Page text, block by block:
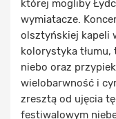
której mogliby
wymiatacze.
olsztyńskiej kapeli
kolorystyka tłumu,
niebo oraz
wielobarwność i
zresztą od ujęcia
festiwalowym